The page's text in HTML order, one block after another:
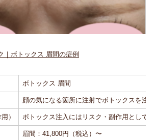
｜ボトックス 眉間の症例
ボトックス 眉間
顔の気になる箇所に注射でボトックスを注
） ボトックス注入にはリスク・副作用として
眉間：41,800円（税込）〜